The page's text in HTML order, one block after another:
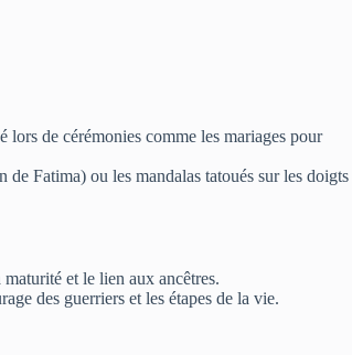
lors de cérémonies comme les mariages pour
de Fatima) ou les mandalas tatoués sur les doigts
et le lien aux ancêtres.
des guerriers et les étapes de la vie.